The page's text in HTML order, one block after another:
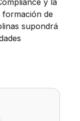
y la
formación de
supondrá